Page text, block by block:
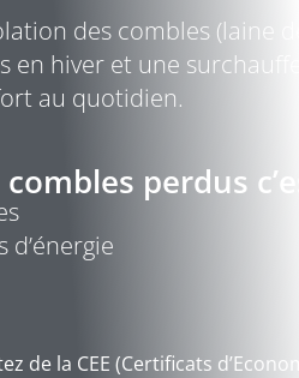
des combles (laine
hiver et une
au quotidien.
perdus
d’énergie
de la CEE (Certificats